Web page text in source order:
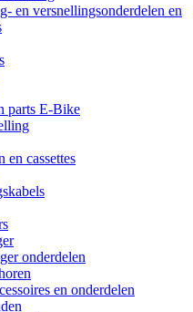
en versnellingsonderdelen en
parts E-Bike
en cassettes
onderdelen
en onderdelen